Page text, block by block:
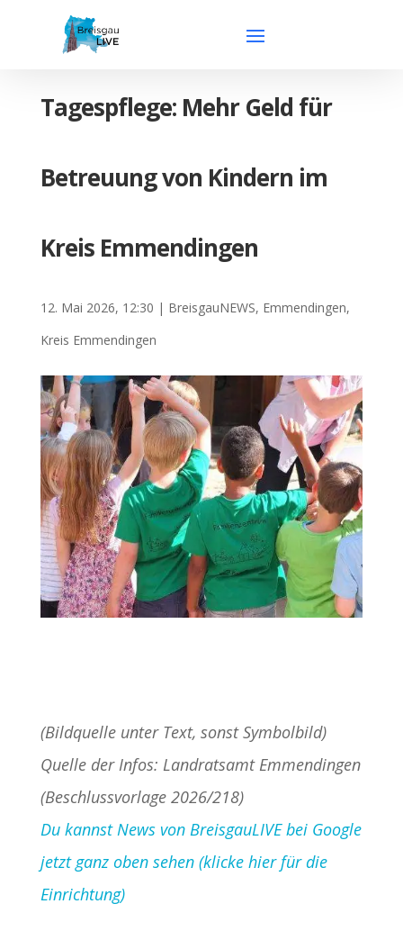
Tagespflege: Mehr Geld für
Betreuung von Kindern im
Kreis Emmendingen
12. Mai 2026, 12:30 | BreisgauNEWS, Emmendingen,
Kreis Emmendingen
(Bildquelle unter Text, sonst Symbolbild)
Quelle der Infos: Landratsamt Emmendingen
(Beschlussvorlage 2026/218)
Du kannst News von BreisgauLIVE bei Google
jetzt ganz oben sehen (klicke hier für die
Einrichtung)